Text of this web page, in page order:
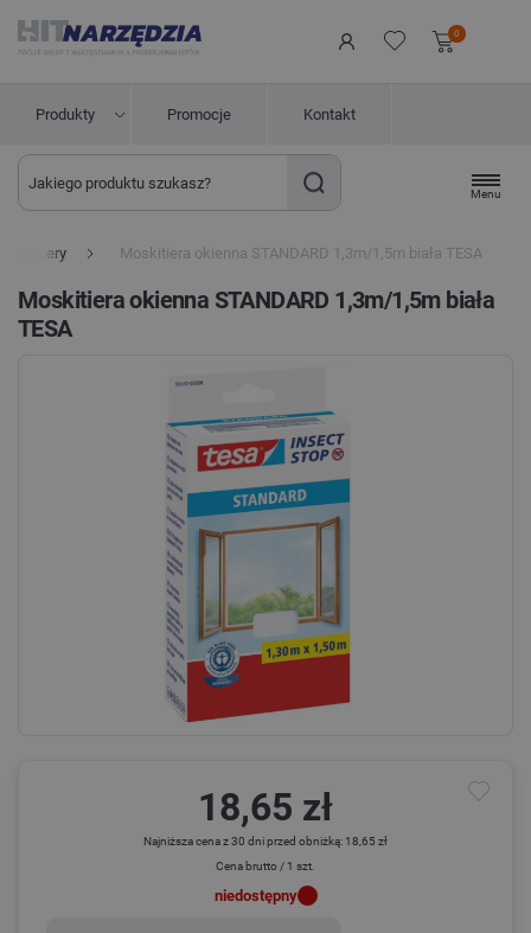
0
Produkty Promocje Kontakt
Menu
Moskitiera okienna STANDARD 1,3m/1,5m biała TESA
Moskitiera okienna STANDARD 1,3m/1,5m biała
TESA
18,65 zł
Najniższa cena z 30 dni przed obniżką: 18,65 zł
Cena brutto / 1 szt.
niedostępny